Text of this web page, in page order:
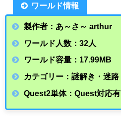
ワールド情報
製作者：あ～さ～ arthur
ワールド人数：32人
ワールド容量：17.99MB
カテゴリー：謎解き・迷路
Quest2単体：Quest対応有